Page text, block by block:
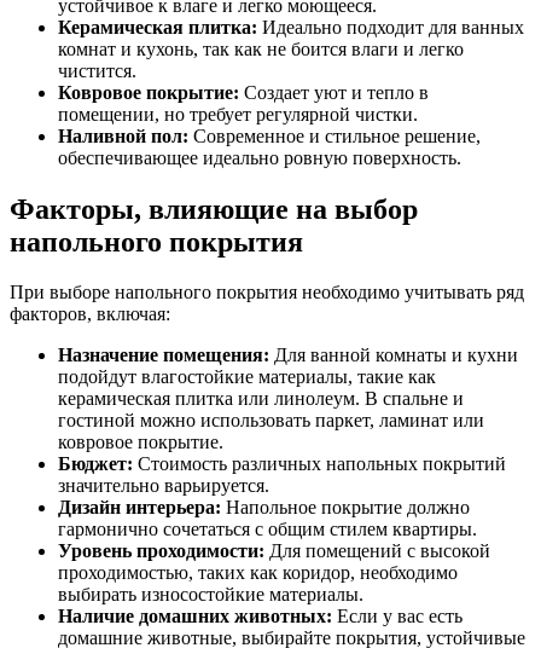
устойчивое к влаге и легко моющееся.
Керамическая плитка: Идеально подходит для ванных
комнат и кухонь, так как не боится влаги и легко
чистится.
Ковровое покрытие: Создает уют и тепло в
помещении, но требует регулярной чистки.
Наливной пол: Современное и стильное решение,
обеспечивающее идеально ровную поверхность.
Факторы, влияющие на выбор
напольного покрытия
При выборе напольного покрытия необходимо учитывать ряд
факторов, включая:
Назначение помещения: Для ванной комнаты и кухни
подойдут влагостойкие материалы, такие как
керамическая плитка или линолеум. В спальне и
гостиной можно использовать паркет, ламинат или
ковровое покрытие.
Бюджет: Стоимость различных напольных покрытий
значительно варьируется.
Дизайн интерьера: Напольное покрытие должно
гармонично сочетаться с общим стилем квартиры.
Уровень проходимости: Для помещений с высокой
проходимостью, таких как коридор, необходимо
выбирать износостойкие материалы.
Наличие домашних животных: Если у вас есть
домашние животные, выбирайте покрытия, устойчивые